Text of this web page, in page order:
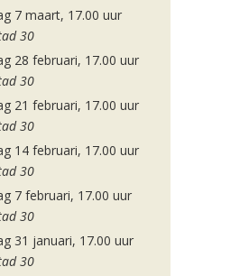
7 maart, 17.00 uur
30
28 februari, 17.00 uur
30
21 februari, 17.00 uur
30
14 februari, 17.00 uur
30
7 februari, 17.00 uur
30
31 januari, 17.00 uur
30